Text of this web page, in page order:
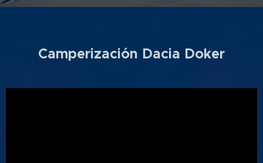
Camperización Dacia Doker